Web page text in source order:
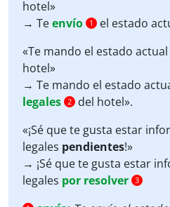
hotel»
→ Teenvío 1
el estado
«Te mando el estado
hotel»
→ Te mando el estado
legales 2
del hotel».
«¡Sé que te gusta estar
legales pendientes!»
→ ¡Sé que te gusta estar
legales por resolver 3